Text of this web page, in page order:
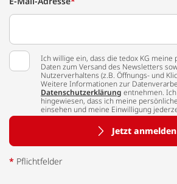
Ich willige ein, dass die tedox KG
Daten zum Versand des Newsletters
Nutzerverhaltens (z.B. Öffnungs- und
Weitere Informationen zur
Datenschutzerklärung entnehmen.
hingewiesen, dass ich meine
einsehen und meine Einwilligung
Jetzt anmelden
* Pflichtfelder